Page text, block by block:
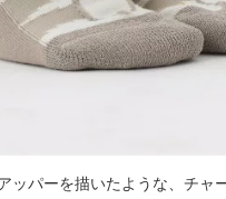
ッパーを描いたような、チャ